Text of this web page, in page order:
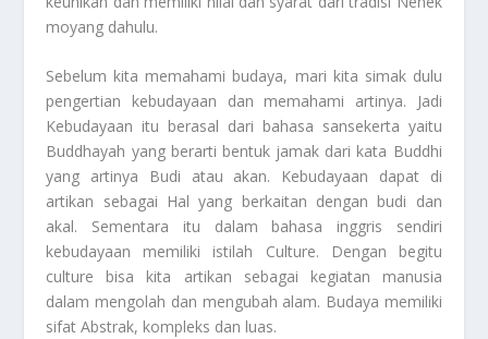
moyang dahulu.
Sebelum kita memahami budaya, mari kita simak dulu
pengertian kebudayaan dan memahami artinya. Jadi
Kebudayaan itu berasal dari bahasa sansekerta yaitu
Buddhayah yang berarti bentuk jamak dari kata Buddhi
yang artinya Budi atau akan. Kebudayaan dapat di
artikan sebagai Hal yang berkaitan dengan budi dan
akal. Sementara itu dalam bahasa inggris sendiri
kebudayaan memiliki istilah Culture. Dengan begitu
culture bisa kita artikan sebagai kegiatan manusia
dalam mengolah dan mengubah alam. Budaya memiliki
sifat Abstrak, kompleks dan luas.